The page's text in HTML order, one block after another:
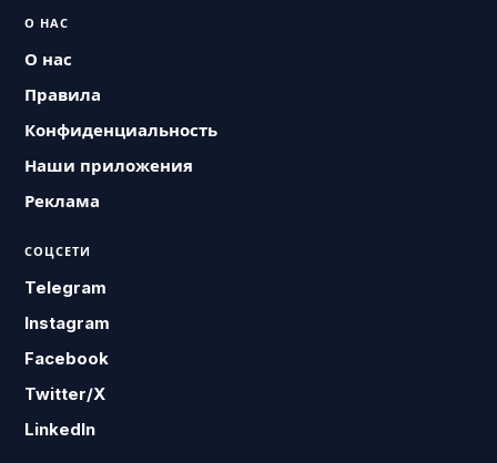
О НАС
О нас
Правила
Конфиденциальность
Наши приложения
Реклама
СОЦСЕТИ
Telegram
Instagram
Facebook
Twitter/X
LinkedIn